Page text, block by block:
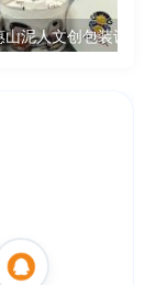
山泥人文创包装设